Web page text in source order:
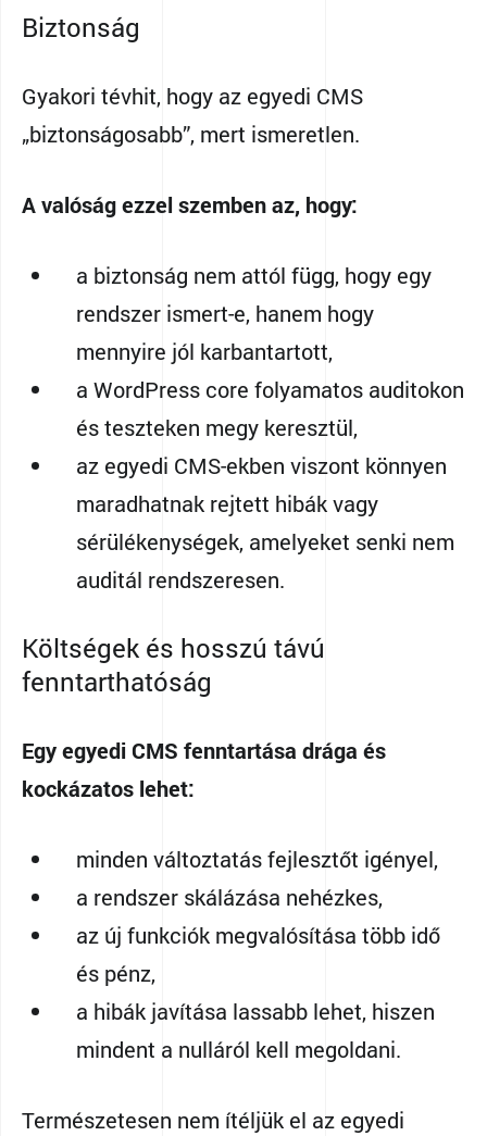
Biztonság
Gyakori tévhit, hogy az egyedi CMS
„biztonságosabb”, mert ismeretlen.
A valóság ezzel szemben az, hogy:
a biztonság nem attól függ, hogy egy
rendszer ismert-e, hanem hogy
mennyire jól karbantartott,
a WordPress core folyamatos auditokon
és teszteken megy keresztül,
az egyedi CMS-ekben viszont könnyen
maradhatnak rejtett hibák vagy
sérülékenységek, amelyeket senki nem
auditál rendszeresen.
Költségek és hosszú távú
fenntarthatóság
Egy egyedi CMS fenntartása drága és
kockázatos lehet:
minden változtatás fejlesztőt igényel,
a rendszer skálázása nehézkes,
az új funkciók megvalósítása több idő
és pénz,
a hibák javítása lassabb lehet, hiszen
mindent a nulláról kell megoldani.
Természetesen nem ítéljük el az egyedi